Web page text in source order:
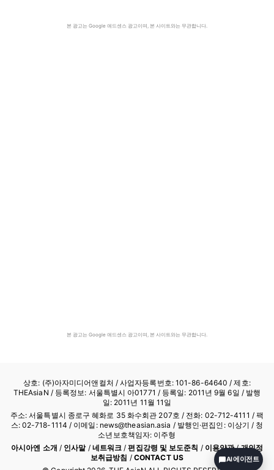
본 광고는 Google 애드센스 광고이며, 본 사이트와는 무관합니다.
본 광고는 Google 애드센스 광고이며, 본 사이트와는 무관합니다.
상호: (주)아자미디어앤컬처 /사업자등록번호: 101-86-64640 / 제호:
THEAsiaN / 등록정보: 서울특별시 아01771 / 등록일: 2011년 9월 6일 / 발행
일: 2011년 11월 11일
주소: 서울특별시 종로구 혜화로 35 화수회관 207호 / 전화: 02-712-4111 / 팩
스: 02-718-1114 / 이메일: news@theasian.asia / 발행인·편집인: 이상기 / 청
소년보호책임자: 이주형
아시아엔 소개 / 인사말/ 네트워크 /편집강령 및 보도준칙 / 이용약관/개인정
보취급방침 / CONTACT US
AI 에이전트